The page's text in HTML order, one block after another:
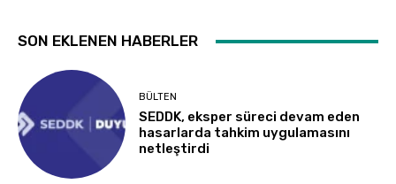
SON EKLENEN HABERLER
BÜLTEN
SEDDK, eksper süreci devam eden
hasarlarda tahkim uygulamasını
netleştirdi